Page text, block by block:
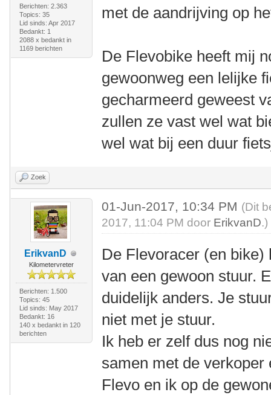
Berichten: 2.363
Topics: 35
Lid sinds: Apr 2017
Bedankt: 1
2088 x bedankt in
1169 berichten
met de aandrijving op
De Flevobike heeft mij
gewoonweg een lelijke
gecharmeerd geweest
zullen ze vast wel wat
wel wat bij een duur
Zoek
ErikvanD
Kilometervreter
Berichten: 1.500
Topics: 45
Lid sinds: May 2017
Bedankt: 16
140 x bedankt in 120
berichten
01-Jun-2017, 10:34 PM (Dit
2017, 11:04 PM door ErikvanD.)
De Flevoracer (en
van een gewoon stuur.
duidelijk anders. Je
niet met je stuur.
Ik heb er zelf dus nog
samen met de
Flevo en ik op de